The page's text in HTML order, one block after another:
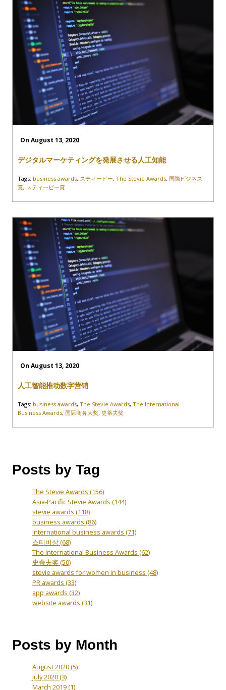
On August 13, 2020
デジタルマーケティングを発展させる人工知能
Tags: business awards, スティービー, The Stevie Awards, 国際ビジネス
賞, スティービー賞
On August 13, 2020
人工智能推动数字营销
Tags: business awards, The Stevie Awards, The International
Business Awards, 国际商务大奖, 史蒂夫奖
Posts by Tag
The Stevie Awards (156)
Asia-Pacific Stevie Awards (144)
stevie awards (118)
business awards (86)
International business awards (71)
스티비상(68)
The International Business Awards (62)
史蒂夫奖 (50)
stevie awards for women in business (48)
PR awards (33)
app awards (32)
website awards (31)
Posts by Month
August 2020(5)
July 2020(3)
March 2019(1)